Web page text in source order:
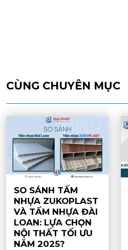
CÙNG CHUYÊN MỤC
SO SÁNH TẤM
NHỰA ZUKOPLAST
VÀ TẤM NHỰA ĐÀI
LOAN: LỰA CHỌN
NỘI THẤT TỐI ƯU
NĂM 2025?